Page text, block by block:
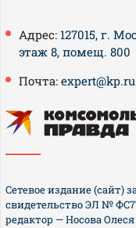
Адрес: 127015, г.
этаж 8, помещ. 800
Почта: expert@kp.ru
Сетевое издание (сайт)
свидетельство ЭЛ №
редактор — Носова